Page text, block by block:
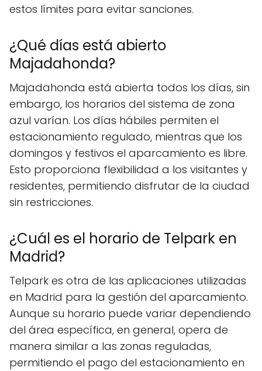
estos límites para evitar sanciones.
¿Qué días está abierto
Majadahonda?
Majadahonda está abierta todos los días, sin
embargo, los horarios del sistema de zona
azul varían. Los días hábiles permiten el
estacionamiento regulado, mientras que los
domingos y festivos el aparcamiento es libre.
Esto proporciona flexibilidad a los visitantes y
residentes, permitiendo disfrutar de la ciudad
sin restricciones.
¿Cuál es el horario de Telpark en
Madrid?
Telpark es otra de las aplicaciones utilizadas
en Madrid para la gestión del aparcamiento.
Aunque su horario puede variar dependiendo
del área específica, en general, opera de
manera similar a las zonas reguladas,
permitiendo el pago del estacionamiento en